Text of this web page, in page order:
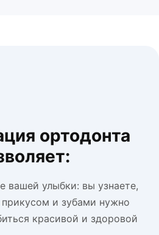
ортодонта
вашей улыбки: вы узнаете,
и зубами нужно
красивой и здоровой